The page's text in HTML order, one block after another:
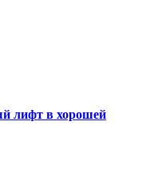
лифт в хорошей